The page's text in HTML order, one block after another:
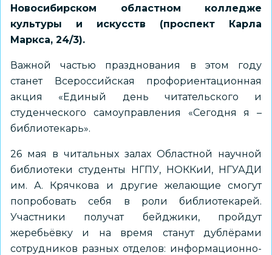
Новосибирском областном колледже
культуры и искусств (проспект Карла
Маркса, 24/3).
Важной частью празднования в этом году
станет Всероссийская профориентационная
акция «Единый день читательского и
студенческого самоуправления «Сегодня я –
библиотекарь».
26 мая в читальных залах Областной научной
библиотеки студенты НГПУ, НОККиИ, НГУАДИ
им. А. Крячкова и другие желающие смогут
попробовать себя в роли библиотекарей.
Участники получат бейджики, пройдут
жеребьёвку и на время станут дублёрами
сотрудников разных отделов: информационно-